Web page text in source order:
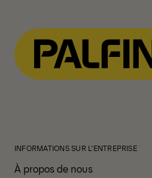
INFORMATIONS SUR L'ENTREPRISE
À propos de nous